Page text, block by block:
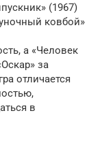
(1967)
ковбой»
а «Человек
за
отличается
в